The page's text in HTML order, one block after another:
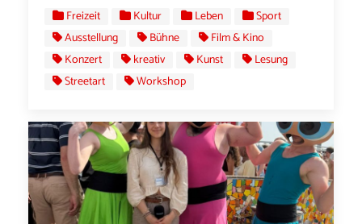
Freizeit Kultur Leben
Sport
Ausstellung
Bühne
Film & Kino
Konzert
kreativ Kunst
Lesung
Streetart
Workshop